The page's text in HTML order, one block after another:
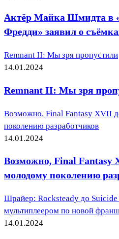
Актёр Майка Шмидта в
Фредди» заявил о
Remnant II: Мы зря пропустили
14.01.2024
Remnant II: Мы зря
Возможно, Final Fantasy XVII
поколению разработчиков
14.01.2024
Возможно, Final Fantasy
молодому поколению
Шрайер: Rocksteady до Suicide
мультиплеером по новой
14.01.2024